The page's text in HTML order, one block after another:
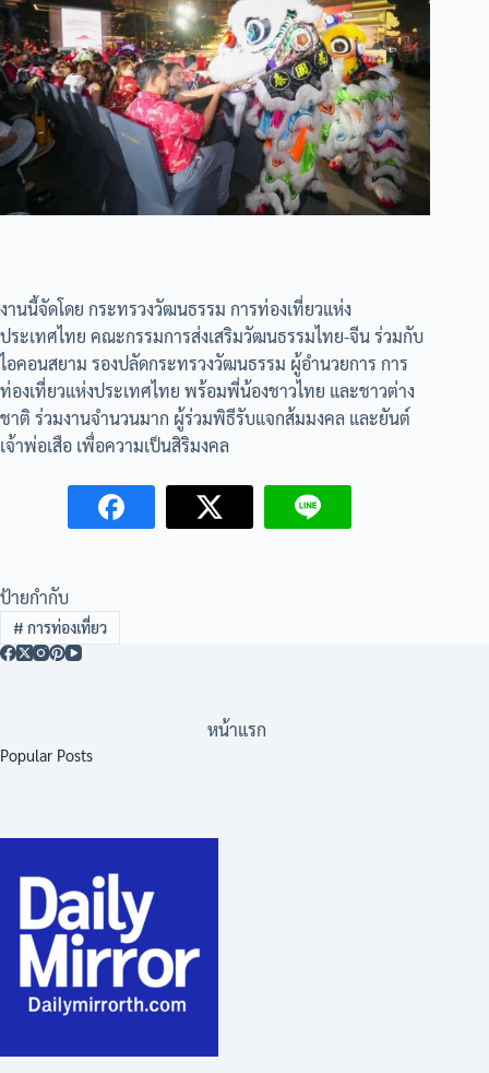
งานนี้จัดโดย กระทรวงวัฒนธรรม การท่องเที่ยวแห่ง
ประเทศไทย คณะกรรมการส่งเสริมวัฒนธรรมไทย-จีน ร่วมกับ
ไอคอนสยาม รองปลัดกระทรวงวัฒนธรรม ผู้อำนวยการ การ
ท่องเที่ยวแห่งประเทศไทย พร้อมพี่น้องชาวไทย และชาวต่าง
ชาติ ร่วมงานจำนวนมาก ผู้ร่วมพิธีรับแจกส้มมงคล และยันต์
เจ้าพ่อเสือ เพื่อความเป็นสิริมงคล
ป้ายกำกับ
# การท่องเที่ยว
หน้าแรก
Popular Posts